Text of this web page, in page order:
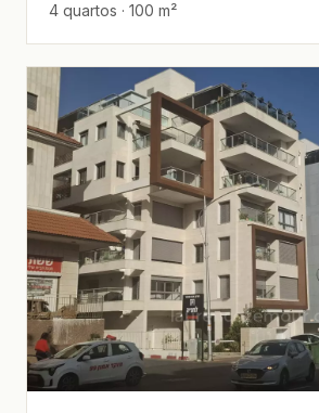
4 quartos · 100 m²